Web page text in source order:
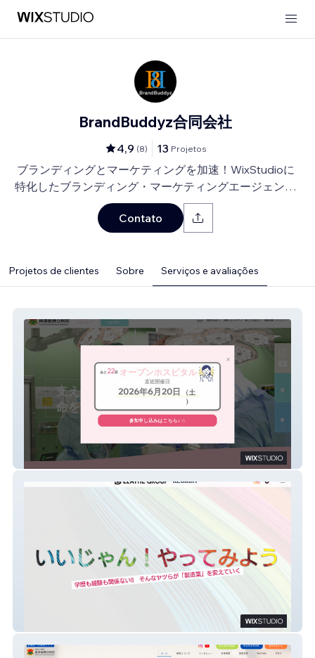
BrandBuddyz合同会社
4,9 (8) 13 Projetos
ブランディングとマーケティングを加速！WixStudioに
特化したブランディング・マーケティングエージェンシ
ーです。
Contato
Projetos de clientes Sobre Serviços e avaliações
南部徳洲会病院看護部リクルートサイト